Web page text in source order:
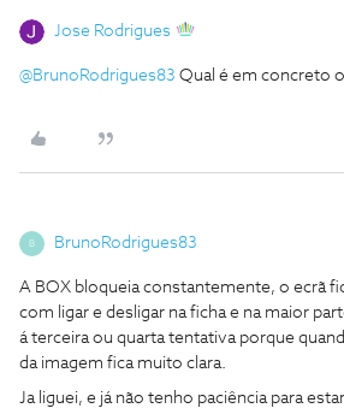
Jose Rodrigues
@BrunoRodrigues83 Qual é em concreto
B BrunoRodrigues83
A BOX bloqueia constantemente, o ecrã
com ligar e desligar na ficha e na maior
á terceira ou quarta tentativa porque
da imagem fica muito clara.
Ja liguei, e já não tenho paciência para